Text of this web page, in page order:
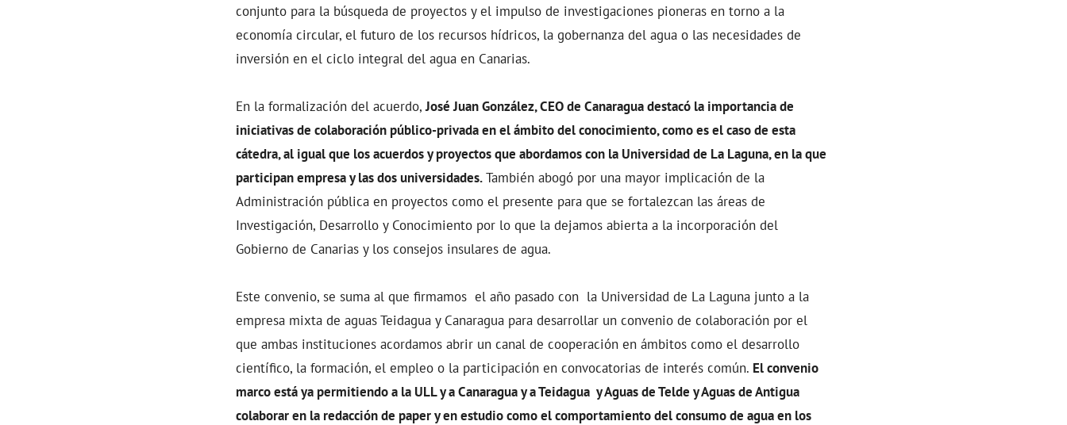
conjunto para la búsqueda de proyectos y el impulso de investigaciones pioneras en torno a la
economía circular, el futuro de los recursos hídricos, la gobernanza del agua o las necesidades de
inversión en el ciclo integral del agua en Canarias.
En la formalización del acuerdo,José Juan González, CEO de Canaragua destacó la importancia de
iniciativas de colaboración público-privada en el ámbito del conocimiento, como es el caso de esta
cátedra, al igual que los acuerdos y proyectos que abordamos con la Universidad de La Laguna, en la que
participan empresa y las dos universidades.También abogó por una mayor implicación de la
Administración pública en proyectos como el presente para que se fortalezcan las áreas de
Investigación, Desarrollo y Conocimiento por lo que la dejamos abierta a la incorporación del
Gobierno de Canarias y los consejos insulares de agua.
Este convenio, se suma al que firmamos el año pasado con la Universidad de La Laguna junto a la
empresa mixta de aguas Teidagua y Canaragua para desarrollar un convenio de colaboración por el
que ambas instituciones acordamos abrir un canal de cooperación en ámbitos como el desarrollo
científico, la formación, el empleo o la participación en convocatorias de interés común. El convenio
marco está ya permitiendo a la ULL y a Canaragua y a Teidagua y Aguas de Telde y Aguas de Antigua
colaborar en la redacción de paper y en estudio como el comportamiento del consumo de agua en los